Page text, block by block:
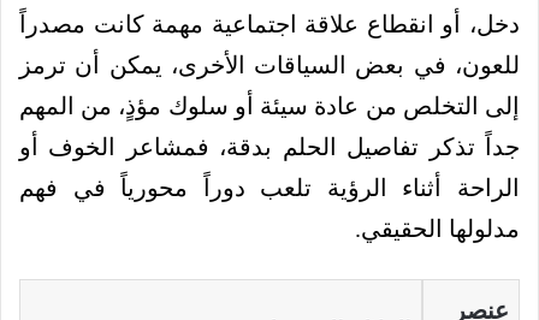
دخل، أو انقطاع علاقة اجتماعية مهمة كانت مصدراً
للعون، في بعض السياقات الأخرى، يمكن أن ترمز
إلى التخلص من عادة سيئة أو سلوك مؤذٍ، من المهم
جداً تذكر تفاصيل الحلم بدقة، فمشاعر الخوف أو
الراحة أثناء الرؤية تلعب دوراً محورياً في فهم
مدلولها الحقيقي.
عنصر